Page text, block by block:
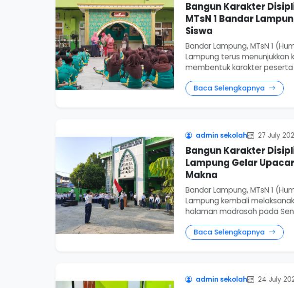
Bangun Karakter
MTsN 1 Bandar
Siswa
Bandar Lampung, MTsN 1
Lampung terus
membentuk karakter peserta
Baca Selengkapnya
admin sekolah 27 July
Bangun Karakter
Lampung Gelar
Makna
Bandar Lampung, MTsN 1
Lampung kembali
halaman madrasah pada
Baca Selengkapnya
admin sekolah 24 July